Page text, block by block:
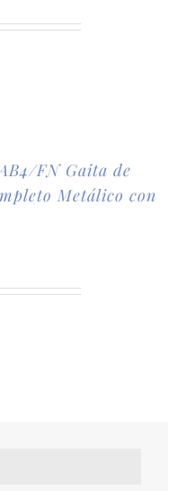
FN Gaita de
Metálico con